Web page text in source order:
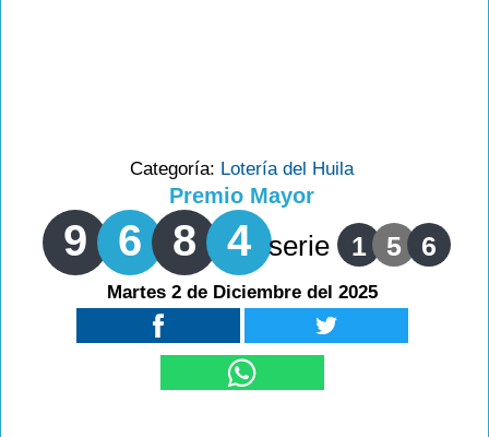
Categoría: Lotería del Huila
Premio Mayor
9 6 8 4 serie 1 5 6
Martes 2 de Diciembre del 2025